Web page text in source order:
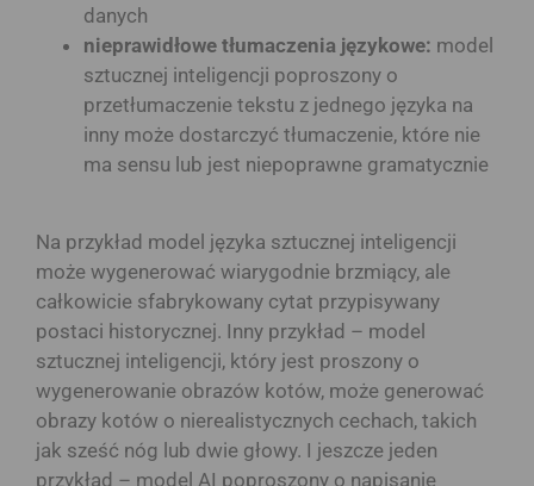
danych
nieprawidłowe tłumaczenia językowe: model
sztucznej inteligencji poproszony o
przetłumaczenie tekstu z jednego języka na
inny może dostarczyć tłumaczenie, które nie
ma sensu lub jest niepoprawne gramatycznie
Na przykład model języka sztucznej inteligencji
może wygenerować wiarygodnie brzmiący, ale
całkowicie sfabrykowany cytat przypisywany
postaci historycznej. Inny przykład – model
sztucznej inteligencji, który jest proszony o
wygenerowanie obrazów kotów, może generować
obrazy kotów o nierealistycznych cechach, takich
jak sześć nóg lub dwie głowy. I jeszcze jeden
przykład – model AI poproszony o napisanie